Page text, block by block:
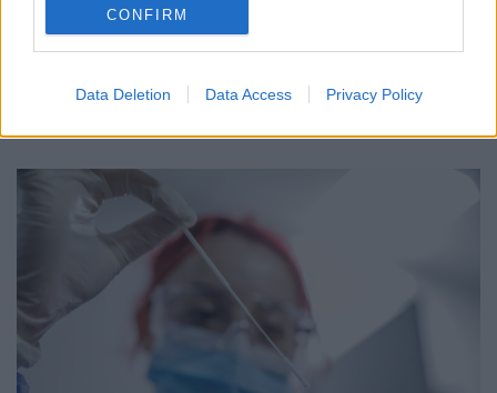
CONFIRM
Data Deletion Data Access Privacy Policy
ΣΧΕΤΙΚΑ ΑΡΘΡΑ